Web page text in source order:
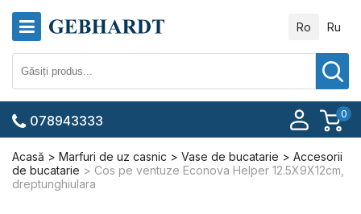
Ro Ru
0
078943333
Acasă Marfuri de uz casnic Vase de bucatarie
Accesorii
de bucatarie
Cos pe ventuze Econova Helper 12.5X9X12cm,
dreptunghiulara